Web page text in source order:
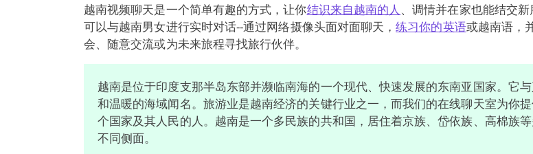
越南视频聊天是一个简单有趣的方式，让你结识来自越南的人 、调情并在家也能结交
可以与越南男女进行实时对话--通过网络摄像头面对面聊天，练习你的英语或越南语，
会、随意交流或为未来旅程寻找旅行伙伴。
越南是位于印度支那半岛东部并濒临南海的一个现代、快速发展的东南亚国家。它
和温暖的海域闻名。旅游业是越南经济的关键行业之一，而我们的在线聊天室为你
个国家及其人民的人。越南是一个多民族的共和国，居住着京族、岱依族、高棉族
不同侧面。